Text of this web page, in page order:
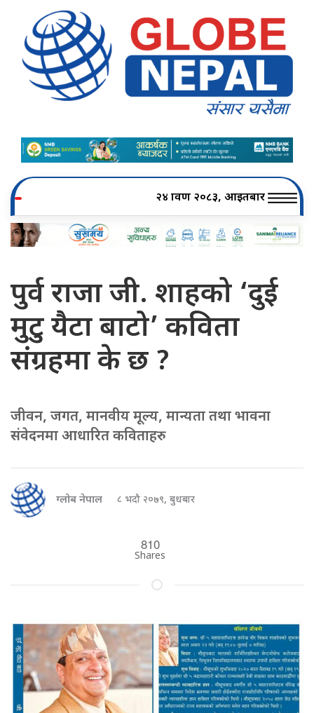
२४ श्रावण २०८३, आइतबार
पुर्व राजा जी. शाहको ‘दुई
मुटु यैटा बाटो’ कविता
संग्रहमा के छ ?
जीवन, जगत, मानवीय मूल्य, मान्यता तथा भावना
संवेदनमा आधारित कविताहरु
ग्लोब नेपाल ८ भदौ २०७९, बुधबार
810
Shares